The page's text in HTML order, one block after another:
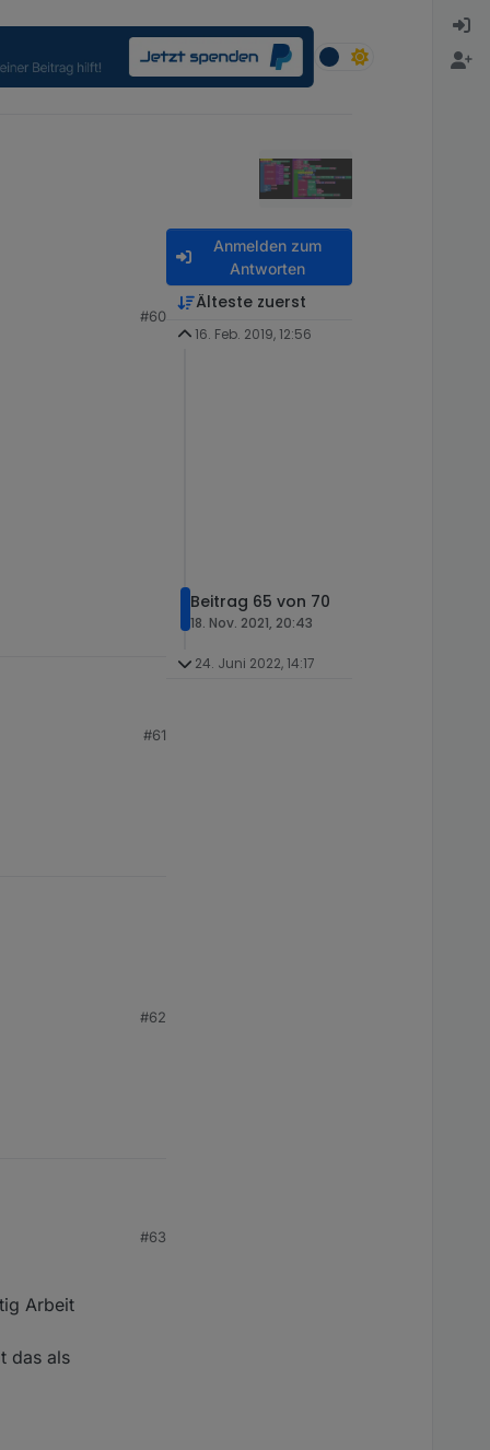
#60
#61
darstellen#62
#63
Arbeit
das als
Anmelden zum
Antworten
Älteste zuerst
16. Feb. 2019, 12:56
Beitrag 65 von 70
18. Nov. 2021, 20:43
24. Juni 2022, 14:17